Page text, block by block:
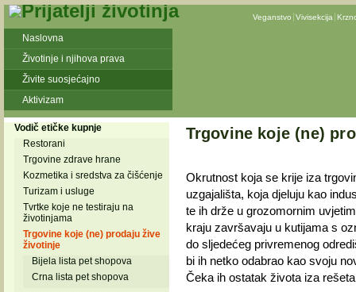
Veganstvo Vivisekcija
Naslovna
Životinje i njihova prava
Živite suosjećajno
Aktivizam
Vodič etičke kupnje
Restorani
Trgovine zdrave hrane
Kozmetika i sredstva za čišćenje
Turizam i usluge
Tvrtke koje ne testiraju na
životinjama
Trgovine koje (ne) prodaju žive
životinje
Bijela lista pet shopova
Crna lista pet shopova
Trgovine koje (ne)
Okrutnost koja se krije iza
uzgajališta, koja djeluju kao
te ih drže u grozomornim
kraju završavaju u kutijama s
do sljedećeg privremenog
bi ih netko odabrao kao svoju
Čeka ih ostatak života iza